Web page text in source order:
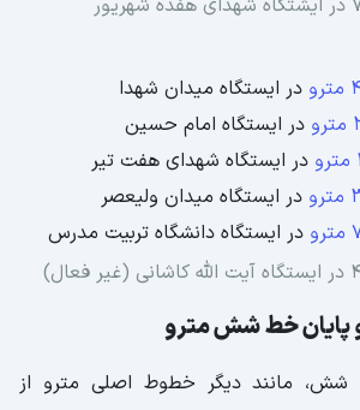
در ایستگاه میدان شهدا
در ایستگاه امام حسین
در ایستگاه شهدای هفت تیر
در ایستگاه میدان ولیعصر
در ایستگاه دانشگاه تربیت مدرس
پایان خط شش مترو
مانند دیگر خطوط اصلی مترو از